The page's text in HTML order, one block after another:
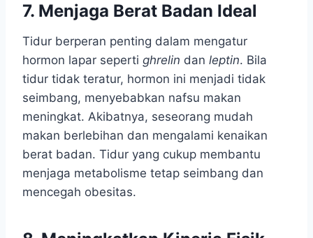
7. Menjaga Berat Badan Ideal
Tidur berperan penting dalam mengatur
hormon lapar seperti ghrelin dan leptin. Bila
tidur tidak teratur, hormon ini menjadi tidak
seimbang, menyebabkan nafsu makan
meningkat. Akibatnya, seseorang mudah
makan berlebihan dan mengalami kenaikan
berat badan. Tidur yang cukup membantu
menjaga metabolisme tetap seimbang dan
mencegah obesitas.